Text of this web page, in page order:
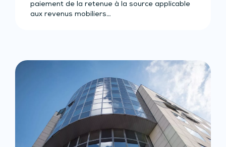
paiement de la retenue à la source applicable
aux revenus mobiliers…